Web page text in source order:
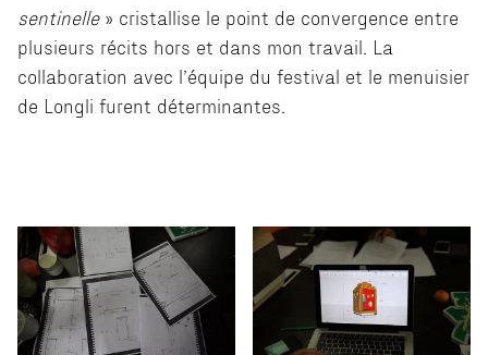
sentinelle» cristallise le point de convergence entre
plusieurs récits hors et dans mon travail. La
collaboration avec l’équipe du festival et le menuisier
de Longli furent déterminantes.